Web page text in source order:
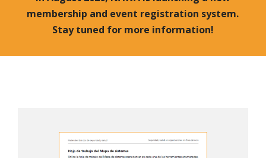
membership and event registration system.
Stay tuned for more information!